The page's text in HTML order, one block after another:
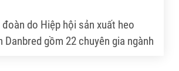
do Hiệp hội sản xuất heo
Danbred gồm 22 chuyên gia ngành